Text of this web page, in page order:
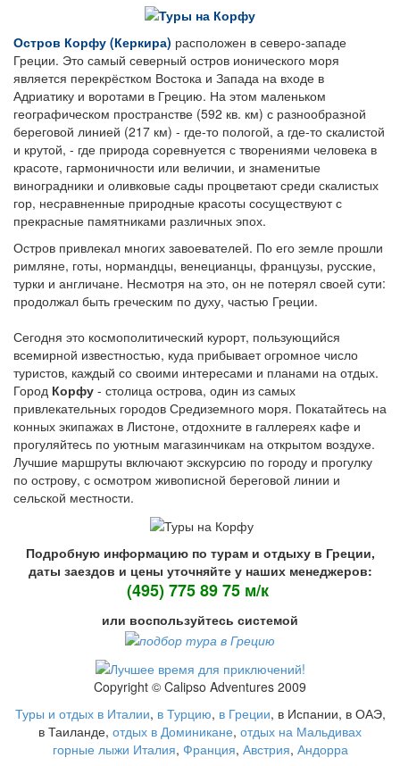
Остров Корфу (Керкира) расположен в северо-западе
Греции. Это самый северный остров ионического моря
является перекрёстком Востока и Запада на входе в
Адриатику и воротами в Грецию. На этом маленьком
географическом пространстве (592 кв. км) с разнообразной
береговой линией (217 км) - где-то пологой, а где-то скалистой
и крутой, - где природа соревнуется с творениями человека в
красоте, гармоничности или величии, и знаменитые
виноградники и оливковые сады процветают среди скалистых
гор, несравненные природные красоты сосуществуют с
прекрасные памятниками различных эпох.
Остров привлекал многих завоевателей. По его земле прошли
римляне, готы, нормандцы, венецианцы, французы, русские,
турки и англичане. Несмотря на это, он не потерял своей сути:
продолжал быть греческим по духу, частью Греции.
Сегодня это космополитический курорт, пользующийся
всемирной известностью, куда прибывает огромное число
туристов, каждый со своими интересами и планами на отдых.
Город Корфу - столица острова, один из самых
привлекательных городов Средиземного моря. Покатайтесь на
конных экипажах в Листоне, отдохните в галлереях кафе и
прогуляйтесь по уютным магазинчикам на открытом воздухе.
Лучшие маршруты включают экскурсию по городу и прогулку
по острову, с осмотром живописной береговой линии и
сельской местности.
Подробную информацию по турам и отдыху в Греции,
даты заездов и цены уточняйте у наших менеджеров:
(495) 775 89 75 м/к
или воспользуйтесь системой
Copyright © Calipso Adventures 2009
Туры и отдых в Италии, в Турцию, в Греции, в Испании, в ОАЭ,
в Таиланде, отдых в Доминикане, отдых на Мальдивах
горные лыжи Италия, Франция, Австрия, Андорра